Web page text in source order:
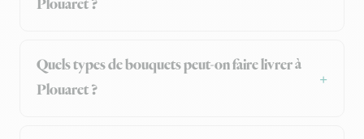
Plouaret ?
Quels types de bouquets peut-on faire livrer à
Plouaret ?